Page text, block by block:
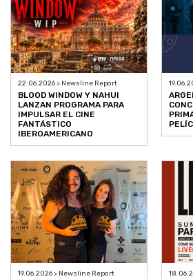
22.06.2026 > Newsline Report
BLOOD WINDOW Y NAHUI
LANZAN PROGRAMA PARA
IMPULSAR EL CINE
FANTÁSTICO
IBEROAMERICANO
19.06.2026 > Newsline Report